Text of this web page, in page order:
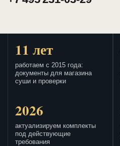
11 лет
работаем с 2015 года:
документы для магазина
суши и проверки
2026
актуализируем комплекты
под действующие
требования